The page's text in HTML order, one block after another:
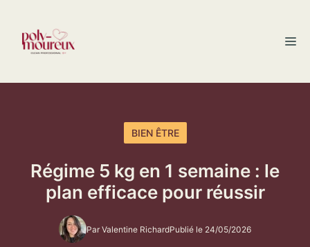
contenu
BIEN ÊTRE
Régime 5 kg en 1 semaine : le
plan efficace pour réussir
Par Valentine RichardPublié le 24/05/2026